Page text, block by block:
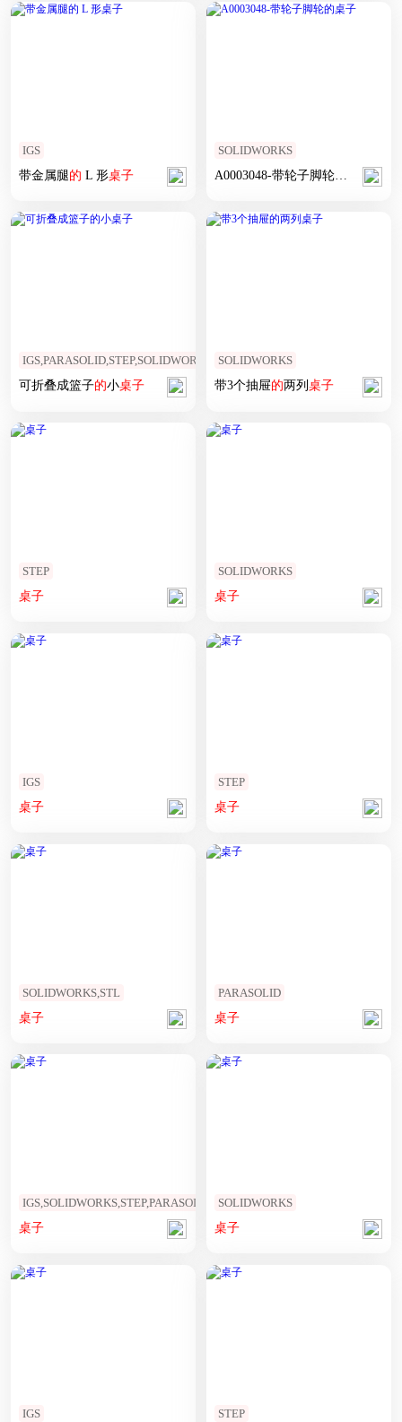
IGS
带金属腿的 L 形桌子
SOLIDWORKS
A0003048-带轮子脚轮
的 桌子
IGS,PARASOLID,STEP,SOLIDWORKS
可折叠成篮子的小桌子
SOLIDWORKS
带3个抽屉的两列桌子
STEP
桌子
SOLIDWORKS
桌子
IGS
桌子
STEP
桌子
SOLIDWORKS,STL
桌子
PARASOLID
桌子
IGS,SOLIDWORKS,STEP,PARASOLID
桌子
SOLIDWORKS
桌子
IGS STEP